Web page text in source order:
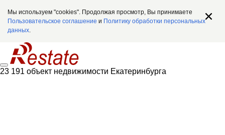
Мы используем "cookies". Продолжая просмотр, Вы принимаете
Пользовательское соглашение и Политику обработки персональных
данных.
23 191 объект недвижимости Екатеринбурга